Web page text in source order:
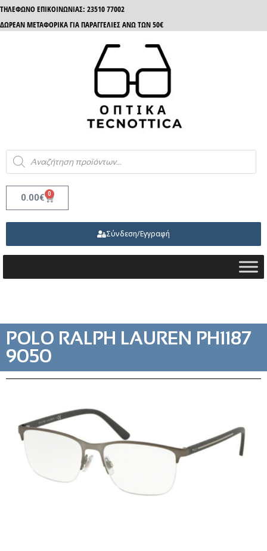
ΤΗΛΈΦΩΝΟ ΕΠΙΚΟΙΝΩΝΊΑΣ: 23510 77002
ΔΩΡΕΑΝ ΜΕΤΑΦΟΡΙΚΑ ΓΙΑ ΠΑΡΑΓΓΕΛΙΕΣ ΑΝΩ ΤΩΝ 50€
0.00€ 0
Σύνδεση/Εγγραφή
POLO RALPH LAUREN PH1187
9050